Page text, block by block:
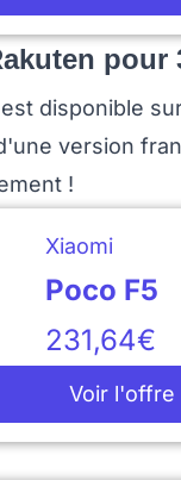
pour
est disponible
version
!
Xiaomi
Poco F5
231,64€
Voir l'offre